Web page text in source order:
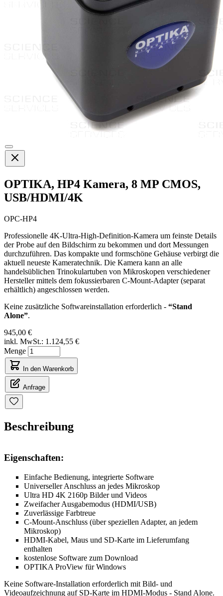
OPTIKA, HP4 Kamera, 8 MP CMOS,
USB/HDMI/4K
OPC-HP4
Professionelle 4K-Ultra-High-Definition-Kamera um feinste Details
der Probe auf den Bildschirm zu bekommen und dort Messungen
durchzuführen. Das kompakte und formschöne Gehäuse verbirgt die
aktuell neueste Kameratechnik. Die Kamera kann an alle
handelsüblichen Trinokulartuben von Mikroskopen verschiedener
Hersteller mittels dem fokussierbaren C-Mount-Adapter (separat
erhältlich) angeschlossen werden.
Keine zusätzliche Softwareinstallation erforderlich - “Stand
Alone”.
945,00 €
inkl. MwSt.: 1.124,55 €
Menge
In den Warenkorb
Anfrage
Beschreibung
Eigenschaften:
Einfache Bedienung, integrierte Software
Universeller Anschluss an jedes Mikroskop
Ultra HD 4K 2160p Bilder und Videos
Zweifacher Ausgabemodus (HDMI/USB)
Zuverlässige Farbtreue
C-Mount-Anschluss (über speziellen Adapter, an jedem
Mikroskop)
HDMI-Kabel, Maus und SD-Karte im Lieferumfang
enthalten
kostenlose Software zum Download
OPTIKA ProView für Windows
Keine Software-Installation erforderlich mit Bild- und
Videoaufzeichnung auf SD-Karte im HDMI-Modus - Stand Alone.